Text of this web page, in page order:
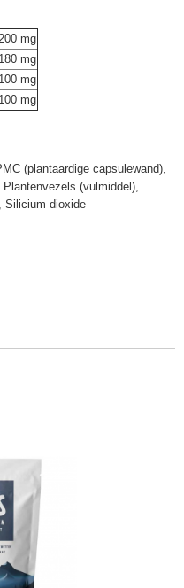
mg
180 mg
100 mg
100 mg
(plantaardige capsulewand),
(vulmiddel),
Silicium dioxide